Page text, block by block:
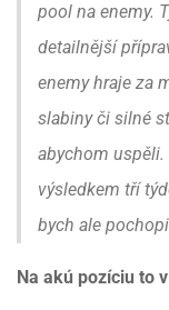
pool na enemy.
detailnější
enemy hraje za
slabiny či silné
abychom
výsledkem tří
bych ale
Na akú pozíciu to